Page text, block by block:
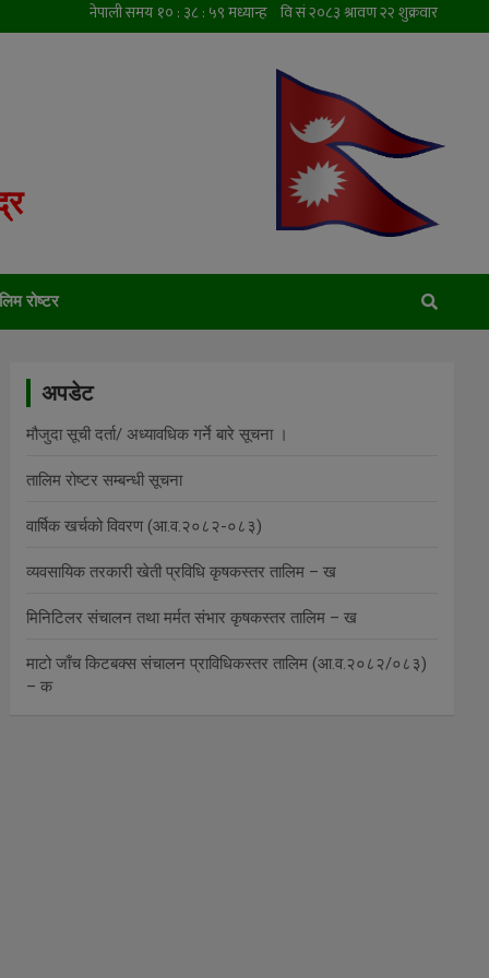
रोष्टर
अपडेट
मौजुदा सूची दर्ता/ अध्यावधिक गर्ने बारे सूचना ।
तालिम रोष्टर सम्बन्धी सूचना
वार्षिक खर्चको विवरण (आ.व.२०८२-०८३)
व्यवसायिक तरकारी खेती प्रविधि कृषकस्तर तालिम – ख
मिनिटिलर संचालन तथा मर्मत संभार कृषकस्तर तालिम – ख
माटो जाँच किटबक्स संचालन प्राविधिकस्तर तालिम (आ.व.२०८२/०८३)
– क